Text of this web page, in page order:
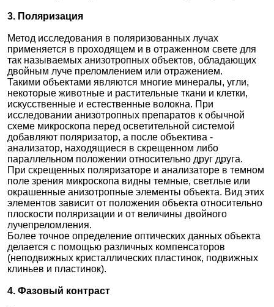
3. Поляризация
Метод исследования в поляризованных лучах
применяется в проходящем и в отраженном свете для
так называемых анизотропных объектов, обладающих
двойным луче преломлением или отражением.
Такими объектами являются многие минералы, угли,
некоторые животные и растительные ткани и клетки,
искусственные и естественные волокна. При
исследовании анизотропных препаратов к обычной
схеме микроскопа перед осветительной системой
добавляют поляризатор, а после объектива -
анализатор, находящиеся в скрещенном либо
параллельном положении относительно друг друга.
При скрещенных поляризаторе и анализаторе в темном
поле зрения микроскопа видны темные, светлые или
окрашенные анизотропные элементы объекта. Вид этих
элементов зависит от положения объекта относительно
плоскости поляризации и от величины двойного
лучепреломления.
Более точное определение оптических данных объекта
делается с помощью различных компенсаторов
(неподвижных кристаллических пластинок, подвижных
клиньев и пластинок).
4. Фазовый контраст